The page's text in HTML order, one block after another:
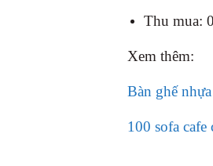
Thu mua:
Xem thêm:
Bàn ghế
100 sofa